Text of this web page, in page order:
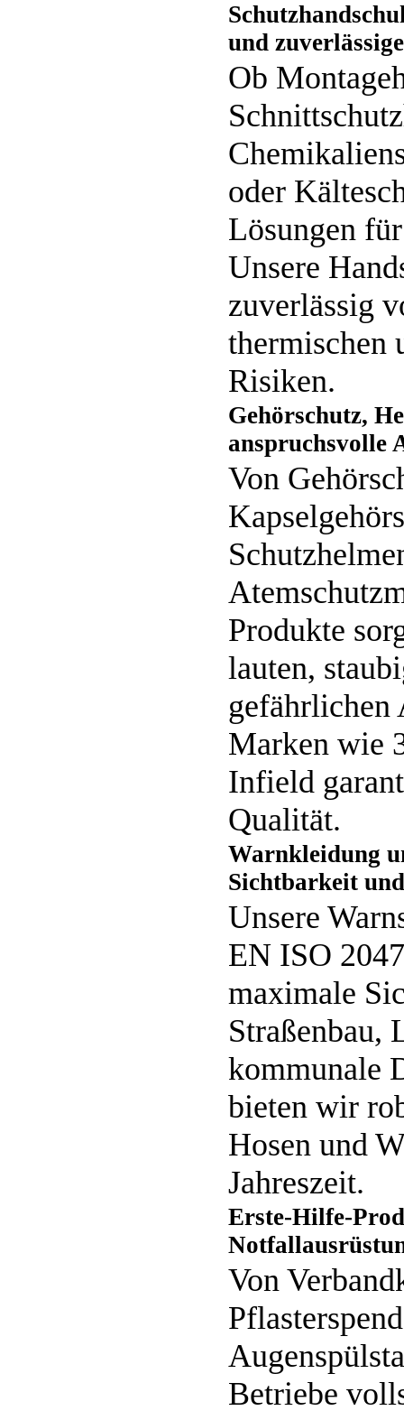
und
Ob
oder
Lösungen
Unsere
zuverlässig
thermischen
Risiken.
Gehörschutz,
anspruchsvolle
Von
Produkte
lauten,
gefährlichen
Marken wie
Infield
Qualität.
Warnkleidung
Sichtbarkeit
Unsere
EN ISO
maximale
Straßenbau,
kommunale
bieten wir
Hosen und
Jahreszeit.
Erste-Hilfe-
Von
Betriebe